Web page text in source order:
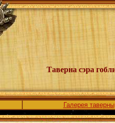
Таверна сэра
Галерея таверны